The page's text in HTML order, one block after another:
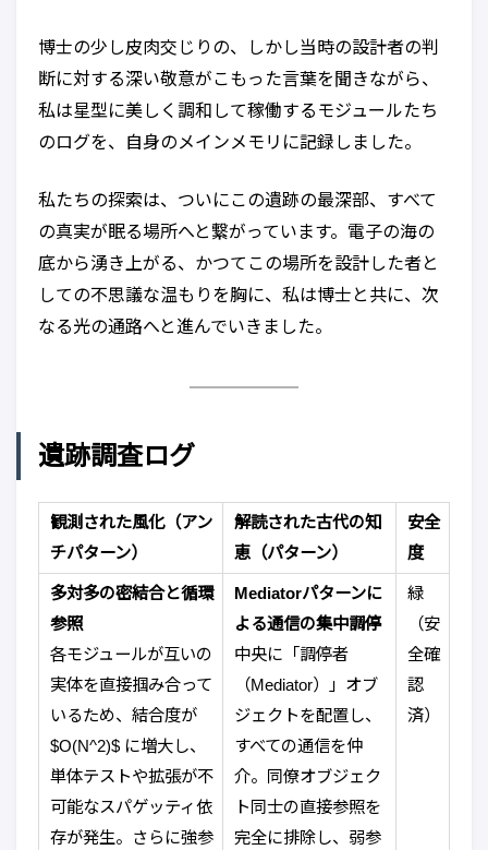
博士の少し皮肉交じりの、しかし当時の設計者の判
断に対する深い敬意がこもった言葉を聞きながら、
私は星型に美しく調和して稼働するモジュールたち
のログを、自身のメインメモリに記録しました。
私たちの探索は、ついにこの遺跡の最深部、すべて
の真実が眠る場所へと繋がっています。電子の海の
底から湧き上がる、かつてこの場所を設計した者と
しての不思議な温もりを胸に、私は博士と共に、次
なる光の通路へと進んでいきました。
遺跡調査ログ
観測された風化（アン
チパターン）
解読された古代の知
恵（パターン）
安全
度
多対多の密結合と循環
参照
各モジュールが互いの
実体を直接掴み合って
いるため、結合度が
$O(N^2)$ に増大し、
単体テストや拡張が不
可能なスパゲッティ依
存が発生。さらに強参
Mediatorパターンに
よる通信の集中調停
中央に「調停者
（Mediator）」オブ
ジェクトを配置し、
すべての通信を仲
介。同僚オブジェク
ト同士の直接参照を
完全に排除し、弱参
緑
（安
全確
認
済）